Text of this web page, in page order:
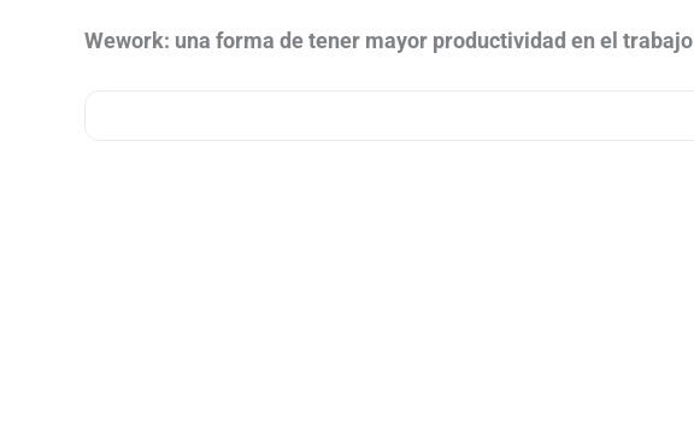
Wework: una forma de tener mayor productividad en el trabajo